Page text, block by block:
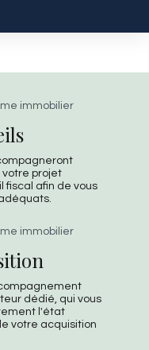
projet
fiscal afin de vous
dédié, qui vous
l'état
votre acquisition